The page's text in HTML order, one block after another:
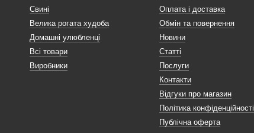
Свині
Велика рогата худоба
Домашні улюбленці
Всі товари
Виробники
Оплата і доставка
Обмін та повернення
Новини
Статті
Послуги
Контакти
Відгуки про магазин
Політика конфіденційності
Публічна оферта